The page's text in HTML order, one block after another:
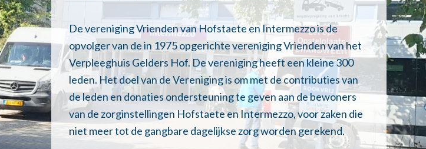
De vereniging Vrienden van Hofstaete en Intermezzo is de
opvolger van de in 1975 opgerichte vereniging Vrienden van het
Verpleeghuis Gelders Hof. De vereniging heeft een kleine 300
leden. Het doel van de Vereniging is om met de contributies van
de leden en donaties ondersteuning te geven aan de bewoners
van de zorginstellingen Hofstaete en Intermezzo, voor zaken die
niet meer tot de gangbare dagelijkse zorg worden gerekend.